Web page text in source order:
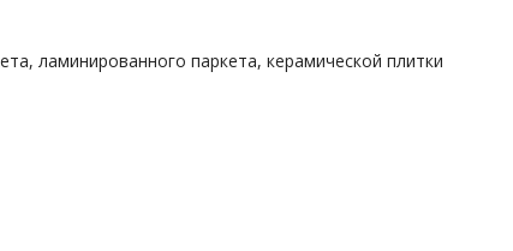
ламинированного паркета, керамической плитки